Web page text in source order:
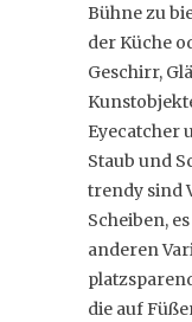
Bühne zu
der Küche
Geschirr,
Eyecatcher
Staub und
trendy sind
Scheiben,
anderen
die auf